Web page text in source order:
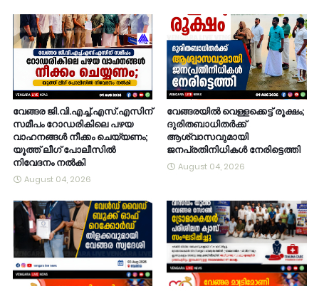
വേങ്ങര ജി.വി.എച്ച്.എസ്.എസിന്
സമീപം റോഡരികിലെ പഴയ
വാഹനങ്ങൾ നീക്കം ചെയ്യണം;
യൂത്ത് ലീഗ് പോലീസിൽ
നിവേദനം നൽകി
August 04, 2026
വേങ്ങരയിൽ വെള്ളക്കെട്ട് രൂക്ഷം;
ദുരിതബാധിതർക്ക്
ആശ്വാസവുമായി
ജനപ്രതിനിധികൾ നേരിട്ടെത്തി
August 04, 2026